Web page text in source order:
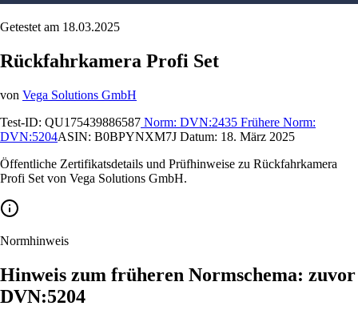
Getestet am 18.03.2025
Rückfahrkamera Profi Set
von Vega Solutions GmbH
Test-ID: QU175439886587 Norm: DVN:2435 Frühere Norm:
DVN:5204ASIN: B0BPYNXM7J Datum: 18. März 2025
Öffentliche Zertifikatsdetails und Prüfhinweise zu Rückfahrkamera
Profi Set von Vega Solutions GmbH.
Normhinweis
Hinweis zum früheren Normschema: zuvor
DVN:5204